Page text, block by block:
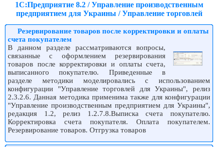
1С:Предприятие 8.2 / Управление производственным
предприятием для Украины / Управление торговлей
Резервирование товаров после корректировки и оплаты
счета покупателем
В данном разделе рассматриваются вопросы,
связанные с оформлением резервирования
товаров после корректировки и оплаты счета,
выписанного покупателю. Приведенные в
разделе методики моделировались с использованием
конфигурации "Управление торговлей для Украины", релиз
2.3.2.6. Данная методика применима также для конфигурации
"Управление производственным предприятием для Украины",
редакция 1.2, релиз 1.2.7.8.Выписка счета покупателю.
Корректировка счета покупателя. Оплата покупателем.
Резервирование товаров. Отгрузка товаров